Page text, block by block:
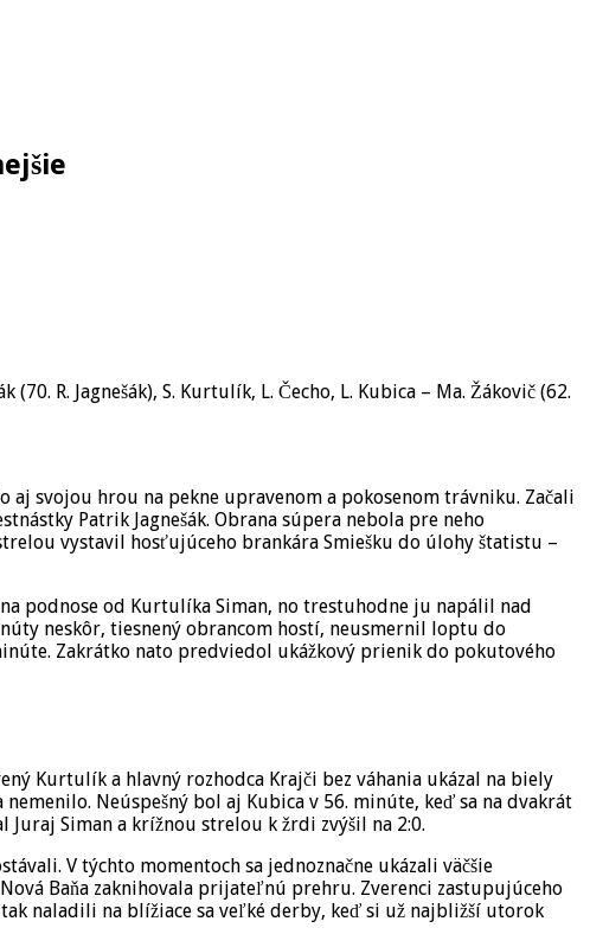
(70. R. Jagnešák), S. Kurtulík, L. Čecho, L. Kubica – Ma. Žákovič (62.
svojou hrou na pekne upravenom a pokosenom trávniku. Začali
Patrik Jagnešák. Obrana súpera nebola pre neho
vystavil hosťujúceho brankára Smiešku do úlohy štatistu –
podnose od Kurtulíka Siman, no trestuhodne ju napálil nad
neskôr, tiesnený obrancom hostí, neusmernil loptu do
Zakrátko nato predviedol ukážkový prienik do pokutového
Kurtulík a hlavný rozhodca Krajči bez váhania ukázal na biely
Neúspešný bol aj Kubica v 56. minúte, keď sa na dvakrát
Siman a krížnou strelou k žrdi zvýšil na 2:0.
V týchto momentoch sa jednoznačne ukázali väčšie
Baňa zaknihovala prijateľnú prehru. Zverenci zastupujúceho
naladili na blížiace sa veľké derby, keď si už najbližší utorok